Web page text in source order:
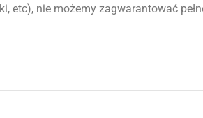
etc), nie możemy zagwarantować